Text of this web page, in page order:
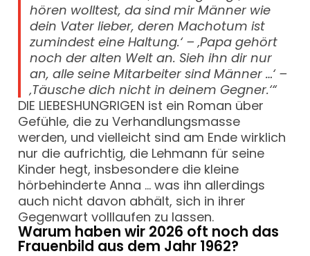
hören wolltest, da sind mir Männer wie
dein Vater lieber, deren Machotum ist
zumindest eine Haltung.‘ – ‚Papa gehört
noch der alten Welt an. Sieh ihn dir nur
an, alle seine Mitarbeiter sind Männer …‘ –
‚Täusche dich nicht in deinem Gegner.‘“
DIE LIEBESHUNGRIGEN ist ein Roman über
Gefühle, die zu Verhandlungsmasse
werden, und vielleicht sind am Ende wirklich
nur die aufrichtig, die Lehmann für seine
Kinder hegt, insbesondere die kleine
hörbehinderte Anna … was ihn allerdings
auch nicht davon abhält, sich in ihrer
Gegenwart volllaufen zu lassen.
Warum haben wir 2026 oft noch das
Frauenbild aus dem Jahr 1962?